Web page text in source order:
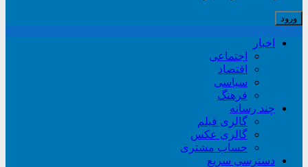
اخبار
اجتماعی
اقتصاد
سیاسی
فرهنگ
چند رسانه
گالری فیلم
گالری عکس
حساب مشتری
دسترسی سریع